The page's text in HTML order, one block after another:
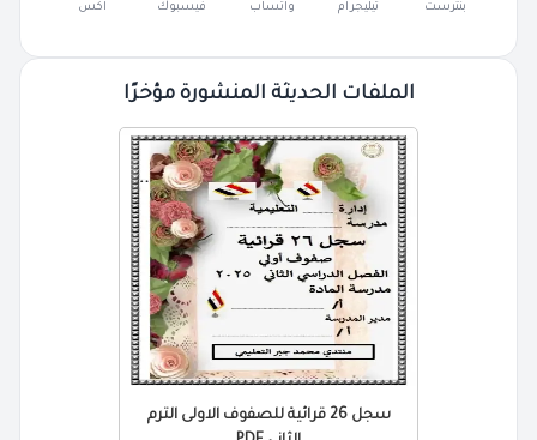
بنترست تيليجرام واتساب فيسبوك اكس
الملفات الحديثة المنشورة مؤخرًا
سجل 26 قرائية للصفوف الاولى الترم